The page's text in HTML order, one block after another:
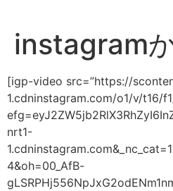
instagram
[igp-video src=”https://
1.cdninstagram.com/o1/v/t16/
nrt1-
4&oh=00_AfB-